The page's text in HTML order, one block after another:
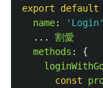
export
default
name: ' Login'
...
割愛
methods :
{
const